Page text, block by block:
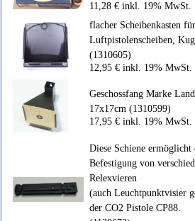
11,28 € inkl. 19% MwSt.
flacher Scheibenkasten für
Luftpistolenscheiben,
(1310605)
12,95 € inkl. 19% MwSt.
Geschossfang Marke
17x17cm (1310599)
17,95 € inkl. 19% MwSt.
Diese Schiene ermöglicht
Befestigung von
Relexvieren
(auch Leuchtpunktvisier
der CO2 Pistole CP88.